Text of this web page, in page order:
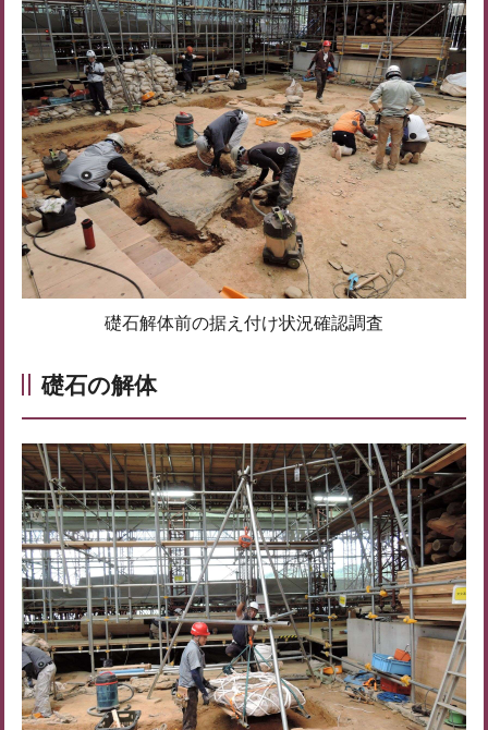
礎石解体前の据え付け状況確認調査
礎石の解体